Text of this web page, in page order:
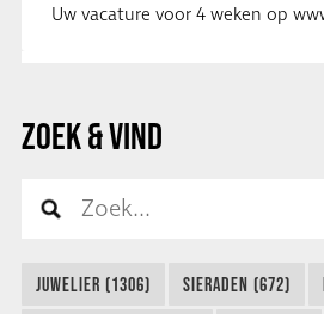
ZOEK & VIND
JUWELIER (1306) SIERADEN (672)